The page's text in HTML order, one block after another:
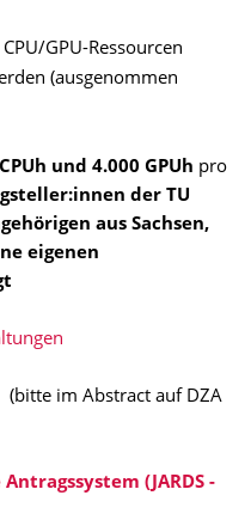
GPU-Ressourcen
(ausgenommen
und 4.000 GPUh pro
der TU
aus Sachsen,
eigenen
(bitte im Abstract auf DZA
(JARDS -